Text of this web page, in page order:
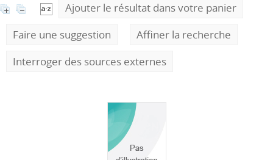
Ajouter le résultat dans votre panier
Faire une suggestion
Affiner la recherche
Interroger des sources externes